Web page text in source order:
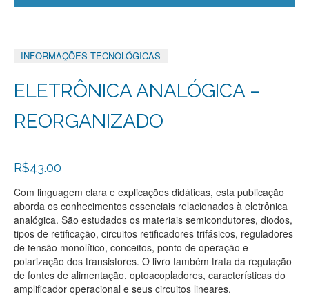
INFORMAÇÕES TECNOLÓGICAS
ELETRÔNICA ANALÓGICA –
REORGANIZADO
R$43.00
Com linguagem clara e explicações didáticas, esta publicação
aborda os conhecimentos essenciais relacionados à eletrônica
analógica. São estudados os materiais semicondutores, diodos,
tipos de retificação, circuitos retificadores trifásicos, reguladores
de tensão monolítico, conceitos, ponto de operação e
polarização dos transistores. O livro também trata da regulação
de fontes de alimentação, optoacopladores, características do
amplificador operacional e seus circuitos lineares.